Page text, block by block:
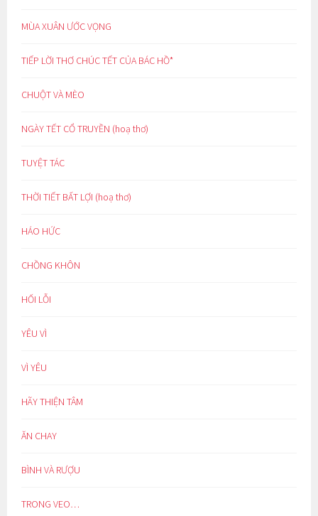
MÙA XUÂN ƯỚC VỌNG
TIẾP LỜI THƠ CHÚC TẾT CỦA BÁC HỒ*
CHUỘT VÀ MÈO
NGÀY TẾT CỔ TRUYỀN (hoạ thơ)
TUYỆT TÁC
THỜI TIẾT BẤT LỢI (hoạ thơ)
HÁO HỨC
CHỒNG KHÔN
HỐI LỖI
YÊU VÌ
VÌ YÊU
HÃY THIỆN TÂM
ĂN CHAY
BÌNH VÀ RƯỢU
TRONG VEO…